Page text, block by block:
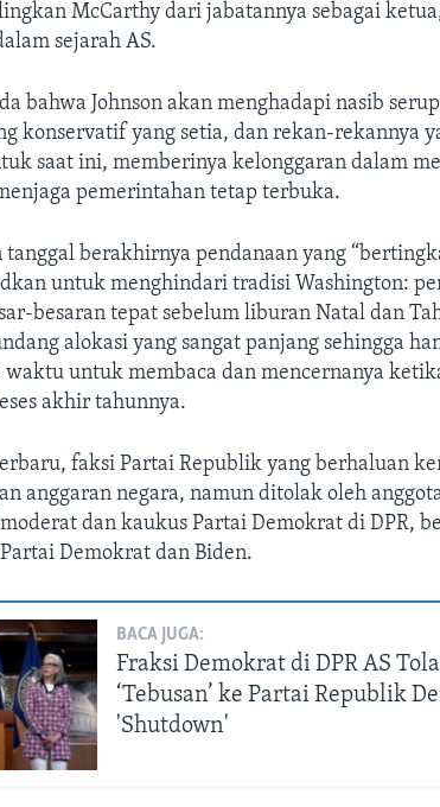
McCarthy dari jabatannya sebagai
sejarah AS.
bahwa Johnson akan menghadapi nasib
konservatif yang setia, dan rekan-rekannya
saat ini, memberinya kelonggaran dalam
pemerintahan tetap terbuka.
tanggal berakhirnya pendanaan yang
untuk menghindari tradisi Washington:
besaran tepat sebelum liburan Natal dan
alokasi yang sangat panjang sehingga
untuk membaca dan mencernanya
akhir tahunnya.
faksi Partai Republik yang berhaluan
anggaran negara, namun ditolak oleh
dan kaukus Partai Demokrat di DPR,
Demokrat dan Biden.
BACA JUGA:
Fraksi Demokrat di DPR AS
‘Tebusan’ ke Partai Republik
'Shutdown'